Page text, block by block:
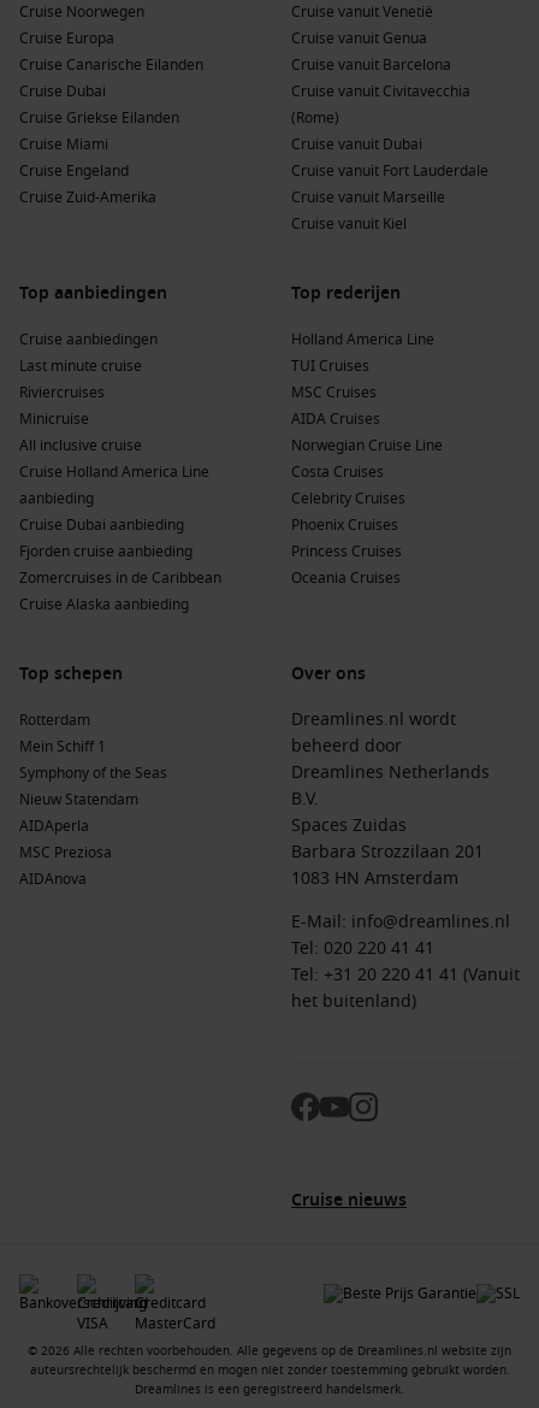
Barentsburg: Een levendig, Russisch getint dorp dat
uitnodigt tot bijzondere culturele ontmoetingen.
Seizoensgebonden aanbiedingen voor deze
bestemming
Het Arctische seizoen is kort, maar elk deel van het jaar heeft
zijn eigen charme én aantrekkelijke aanbiedingen:
tarieven en spectaculaire ijsformaties. Ideaal voor
natuurliefhebbers.
Hoogseizoen (juni – augustus):Tijdens de
middernachtzon zijn de meeste aanbiedingen gericht op
wildlife-spotten en uitgebreide expeditieroutes.
kans op vroege noorderlichtverschijningen en rustiger
Kosten van cruisen naar deze bestemming
De prijs voor een cruise naar Spitsbergen hangt af van het
type reis, de hutcategorie en de gekozen rederij. Reken
voor een week.
Middenklasse cruises:
€2.000 – €5.500 per persoon.
Luxe expedities:
Vanaf €6.500, afhankelijk van inclusieve
excursies en specialistische programma’s.
Houd ook rekening met uitgaven aan excursies, warme
Rijk aan vulkanische landschappen,
verstilde fjorden.
Schotland & de Shetlands:
en indrukwekkende natuur.
Cruise Noorwegen
Cruise Europa
Cruise Canarische Eilanden
Cruise Dubai
Cruise Griekse Eilanden
Cruise Miami
Cruise Engeland
Cruise Zuid-Amerika
Cruise vanuit Venetië
Cruise vanuit Genua
Cruise vanuit Barcelona
Cruise vanuit Civitavecchia
(Rome)
Cruise vanuit Dubai
Cruise vanuit Fort Lauderdale
Cruise vanuit Marseille
Cruise vanuit Kiel
Top aanbiedingen
Cruise aanbiedingen
Last minute cruise
Riviercruises
Minicruise
All inclusive cruise
Cruise Holland America Line
aanbieding
Cruise Dubai aanbieding
Fjorden cruise aanbieding
Zomercruises in de Caribbean
Cruise Alaska aanbieding
Top rederijen
Holland America Line
TUI Cruises
MSC Cruises
AIDA Cruises
Norwegian Cruise Line
Costa Cruises
Celebrity Cruises
Phoenix Cruises
Princess Cruises
Oceania Cruises
Top schepen
Rotterdam
Mein Schiff 1
Symphony of the Seas
Nieuw Statendam
AIDAperla
MSC Preziosa
AIDAnova
Over ons
Dreamlines.nl wordt
beheerd door
Dreamlines Netherlands
B.V.
Spaces Zuidas
Barbara Strozzilaan 201
1083 HN Amsterdam
E-Mail: info@dreamlines.nl
Tel: 020 220 41 41
Tel: +31 20 220 41 41 (Vanuit
het buitenland)
Cruise nieuws
© 2026 Alle rechten voorbehouden. Alle gegevens op de Dreamlines.nl website zijn
auteursrechtelijk beschermd en mogen niet zonder toestemming gebruikt worden.
Dreamlines is een geregistreerd handelsmerk.